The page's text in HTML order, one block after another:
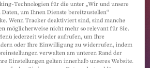
Technologien für die unter „Wir und unsere
um Ihnen Dienste bereitzustellen“
Wenn Tracker deaktiviert sind, sind manche
möglicherweise nicht mehr so relevant für Sie.
jederzeit wieder aufrufen, um Ihre
oder Ihre Einwilligung zu widerrufen, indem
verwalten am unteren Rand der
Einstellungen gelten innerhalb unseres Website.